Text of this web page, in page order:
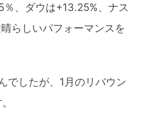
、ダウは+13.25%、ナス
らしいパフォーマンスを
でしたが、1月のリバウン